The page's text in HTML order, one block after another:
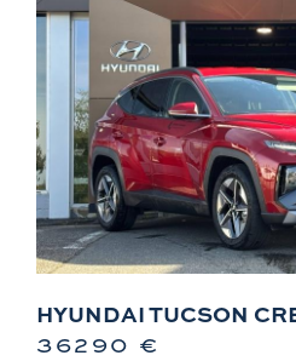
HYUNDAI TUCSON
36290 €